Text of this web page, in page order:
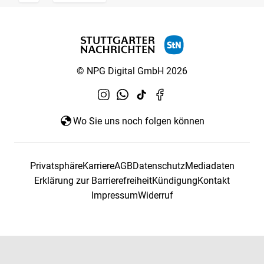
© NPG Digital GmbH 2026
Wo Sie uns noch folgen können
PrivatsphäreKarriereAGBDatenschutzMediadaten
Erklärung zur BarrierefreiheitKündigungKontakt
ImpressumWiderruf